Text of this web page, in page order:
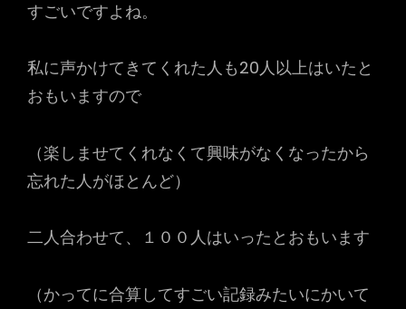
すごいですよね。
私に声かけてきてくれた人も20人以上はいたと
おもいますので
（楽しませてくれなくて興味がなくなったから
忘れた人がほとんど）
二人合わせて、１００人はいったとおもいます
（かってに合算してすごい記録みたいにかいて